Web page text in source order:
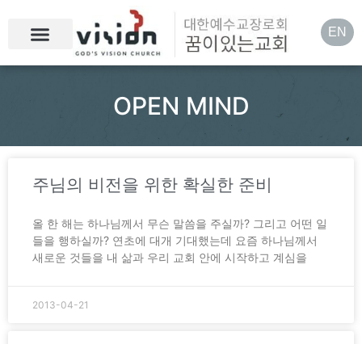
EN
OPEN MIND
주님의 비전을 위한 확실한 준비
올 한 해는 하나님께서 무슨 말씀을 주실까? 그리고 어떤 일
들을 행하실까? 연초에 대개 기대했는데 요즘 하나님께서
새로운 것들을 내 삶과 우리 교회 안에 시작하고 계심을
2013-04-21